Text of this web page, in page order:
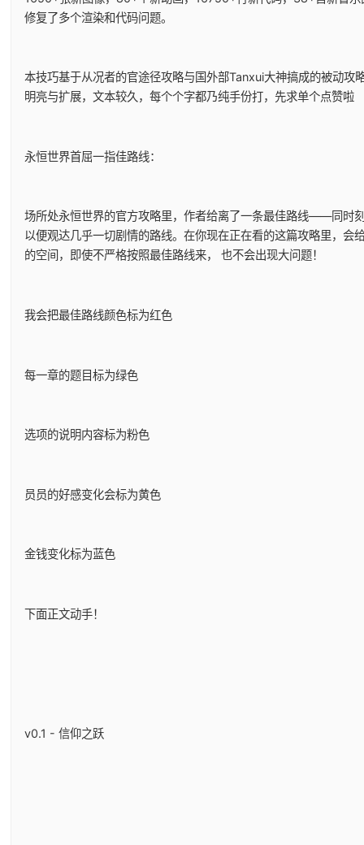
修复了多个渲染和代码问题。
本技巧基于从况者的官途径攻略与国外部Tanxui大神搞成的被动
明亮与扩展，文本较久，每个个字都乃纯手份打，先求单个点赞啦
永恒世界首屈一指佳路线：
场所处永恒世界的官方攻略里，作者给离了一条最佳路线——同时
以便观达几乎一切剧情的路线。在你现在正在看的这篇攻略里，会
的空间，即使不严格按照最佳路线来， 也不会出现大问题！
我会把最佳路线颜色标为红色
每一章的题目标为绿色
选项的说明内容标为粉色
员员的好感变化会标为黄色
金钱变化标为蓝色
下面正文动手！
v0.1 - 信仰之跃